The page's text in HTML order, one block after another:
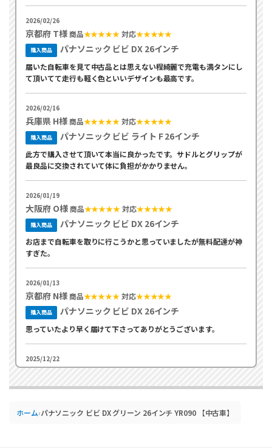
2026/02/26
京都府 T様商品★★★★★対応★★★★★
購入商品 パナソニック ビビ DX 26インチ
届いた自転車を見て中古品とは思えない程綺麗で充電も満タンにし
て頂いてて走行も軽く色といいデザインも最高です。
2026/02/16
兵庫県 H様商品★★★★★対応★★★★★
購入商品 パナソニック ビビ ライト F 26インチ
此方で購入させて頂いて本当に良かったです。サドルとグリップが
最良品に交換されていて体に負担がかかりません。
2026/01/19
大阪府 O様商品★★★★★対応★★★★★
購入商品 パナソニック ビビ DX 26インチ
お店まで自転車を取りに行こうかと思っていましたが無料配達が神
すぎた。
2026/01/13
京都府 N様商品★★★★★対応★★★★★
購入商品 パナソニック ビビ DX 26インチ
思っていたより早く届けて下さってありがとうございます。
2025/12/22
大坂府 S様
購入商品 パナソニック ビジネスビビ 26インチ
ホーム›パナソニック ビビ DX グリーン 26インチ YR090 【中古車】